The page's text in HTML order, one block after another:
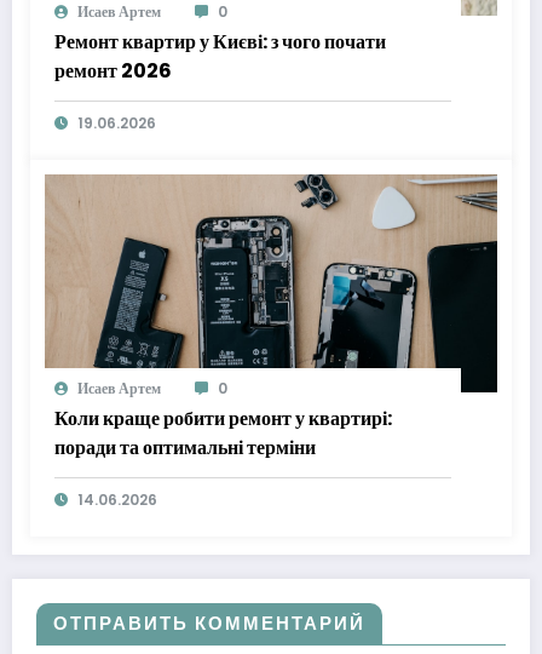
Исаев Артем 0
Ремонт квартир у Києві: з чого почати
ремонт 2026
19.06.2026
Исаев Артем 0
Коли краще робити ремонт у квартирі:
поради та оптимальні терміни
14.06.2026
ОТПРАВИТЬ КОММЕНТАРИЙ